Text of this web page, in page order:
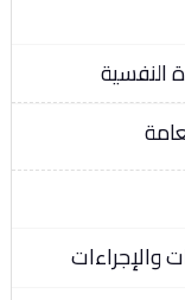
النفسية
والإجراءات